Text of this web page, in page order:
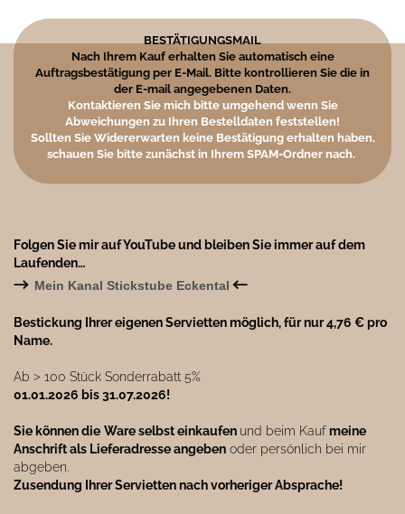
BESTÄTIGUNGSMAIL
Nach Ihrem Kauf erhalten Sie automatisch eine
Auftragsbestätigung per E-Mail. Bitte kontrollieren Sie die in
der E-mail angegebenen Daten.
Kontaktieren Sie mich bitte umgehend wenn Sie
Abweichungen zu Ihren Bestelldaten feststellen!
Sollten Sie Widererwarten keine Bestätigung erhalten haben,
schauen Sie bitte zunächst in Ihrem SPAM-Ordner nach.
Folgen Sie mir auf YouTube und bleiben Sie immer auf dem
Laufenden…
→ Mein Kanal Stickstube Eckental ←
Bestickung Ihrer eigenen Servietten möglich, für nur 4,76 € pro
Name.
Ab ˃ 100 Stück Sonderrabatt 5%
01.01.2026 bis 31.07.2026!
Sie können die Ware selbst einkaufen und beim Kaufmeine
Anschrift als Lieferadresse angeben oder persönlich bei mir
abgeben.
Zusendung Ihrer Servietten nach vorheriger Absprache!